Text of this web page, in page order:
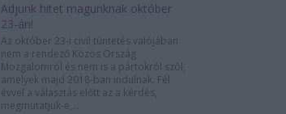
Adjunk hitet magunknak október
23-án!
Az október 23-i civil tüntetés valójában
nem a rendező Közös Ország
Mozgalomról és nem is a pártokról szól,
amelyek majd 2018-ban indulnak. Fél
évvel a választás előtt az a kérdés,
megmutatjuk-e,...